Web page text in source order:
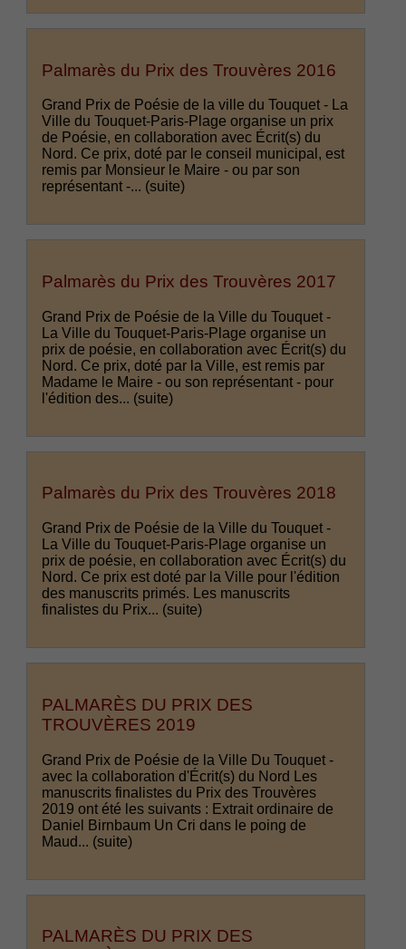
Palmarès du Prix des Trouvères 2016
Grand Prix de Poésie de la ville du Touquet - La
Ville du Touquet-Paris-Plage organise un prix
de Poésie, en collaboration avec Écrit(s) du
Nord. Ce prix, doté par le conseil municipal, est
remis par Monsieur le Maire - ou par son
représentant -... (suite)
Palmarès du Prix des Trouvères 2017
Grand Prix de Poésie de la Ville du Touquet -
La Ville du Touquet-Paris-Plage organise un
prix de poésie, en collaboration avec Écrit(s) du
Nord. Ce prix, doté par la Ville, est remis par
Madame le Maire - ou son représentant - pour
l'édition des... (suite)
Palmarès du Prix des Trouvères 2018
Grand Prix de Poésie de la Ville du Touquet -
La Ville du Touquet-Paris-Plage organise un
prix de poésie, en collaboration avec Écrit(s) du
Nord. Ce prix est doté par la Ville pour l'édition
des manuscrits primés. Les manuscrits
finalistes du Prix... (suite)
PALMARÈS DU PRIX DES
TROUVÈRES 2019
Grand Prix de Poésie de la Ville Du Touquet -
avec la collaboration d'Écrit(s) du Nord Les
manuscrits finalistes du Prix des Trouvères
2019 ont été les suivants : Extrait ordinaire de
Daniel Birnbaum Un Cri dans le poing de
Maud... (suite)
PALMARÈS DU PRIX DES